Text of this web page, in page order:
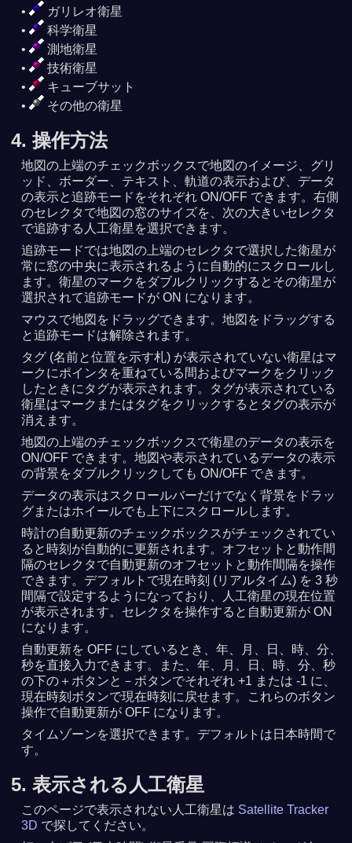
ガリレオ衛星
科学衛星
測地衛星
技術衛星
キューブサット
その他の衛星
4. 操作方法
地図の上端のチェックボックスで地図のイメージ、グリ
ッド、ボーダー、テキスト、軌道の表示および、データ
の表示と追跡モードをそれぞれ ON/OFF できます。右側
のセレクタで地図の窓のサイズを、次の大きいセレクタ
で追跡する人工衛星を選択できます。
追跡モードでは地図の上端のセレクタで選択した衛星が
常に窓の中央に表示されるように自動的にスクロールし
ます。衛星のマークをダブルクリックするとその衛星が
選択されて追跡モードが ON になります。
マウスで地図をドラッグできます。地図をドラッグする
と追跡モードは解除されます。
タグ (名前と位置を示す札) が表示されていない衛星はマ
ークにポインタを重ねている間およびマークをクリック
したときにタグが表示されます。タグが表示されている
衛星はマークまたはタグをクリックするとタグの表示が
消えます。
地図の上端のチェックボックスで衛星のデータの表示を
ON/OFF できます。地図や表示されているデータの表示
の背景をダブルクリックしても ON/OFF できます。
データの表示はスクロールバーだけでなく背景をドラッ
グまたはホイールでも上下にスクロールします。
時計の自動更新のチェックボックスがチェックされてい
ると時刻が自動的に更新されます。オフセットと動作間
隔のセレクタで自動更新のオフセットと動作間隔を操作
できます。デフォルトで現在時刻 (リアルタイム) を 3 秒
間隔で設定するようになっており、人工衛星の現在位置
が表示されます。セレクタを操作すると自動更新が ON
になります。
自動更新を OFF にしているとき、年、月、日、時、分、
秒を直接入力できます。また、年、月、日、時、分、秒
の下の＋ボタンと－ボタンでそれぞれ +1 または -1 に、
現在時刻ボタンで現在時刻に戻せます。これらのボタン
操作で自動更新が OFF になります。
タイムゾーンを選択できます。デフォルトは日本時間で
す。
5. 表示される人工衛星
このページで表示されない人工衛星は Satellite Tracker
3D で探してください。